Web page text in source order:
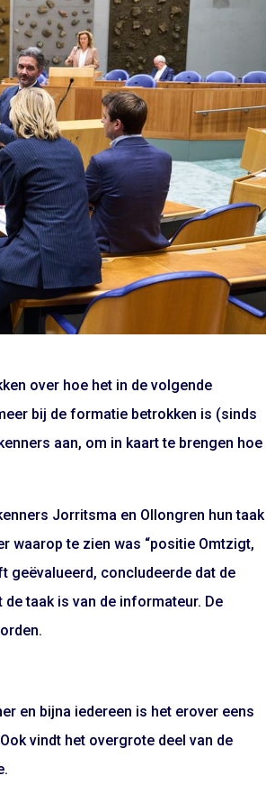
over hoe het in de volgende
bij de formatie betrokken is (sinds
aan, om in kaart te brengen hoe
Jorritsma en Ollongren hun taak
waarop te zien was “positie Omtzigt,
geëvalueerd, concludeerde dat de
taak is van de informateur. De
en bijna iedereen is het erover eens
vindt het overgrote deel van de